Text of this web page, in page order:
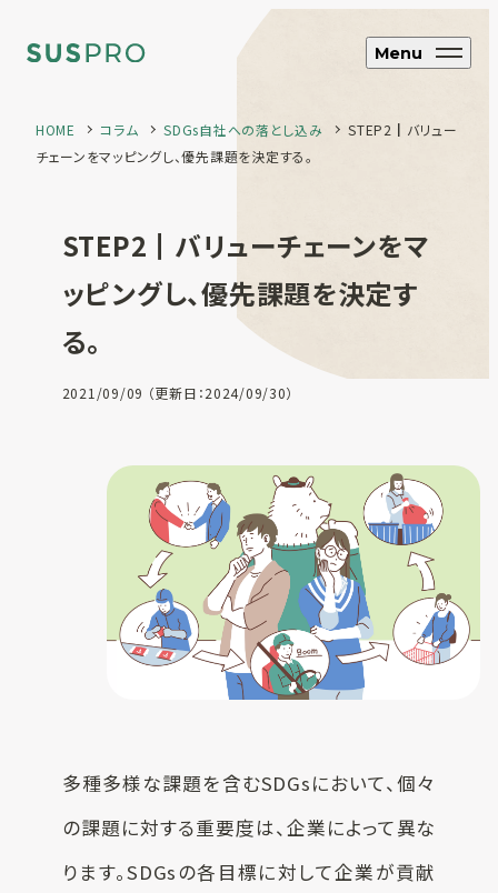
Menu
ブランド・企業向け
SUSPRO
selection
名入れ可エコグ
ッズ
エコアメニティ・グッズ制作 ホテル・旅館向け
アメニティ製品
一覧
SUS supply
備品・グッズ製
お役立ち情報
カタログ
HOME コラム SDGs自社への落とし込み
STEP2┃バリュー
チェーンをマッピングし、優先課題を決定する。
STEP2┃バリューチェーンをマ
ッピングし、優先課題を決定す
る。
2021/09/09 （更新日：2024/09/30）
多種多様な課題を含むSDGsにおいて、個々
の課題に対する重要度は、企業によって異な
ります。SDGsの各目標に対して企業が貢献